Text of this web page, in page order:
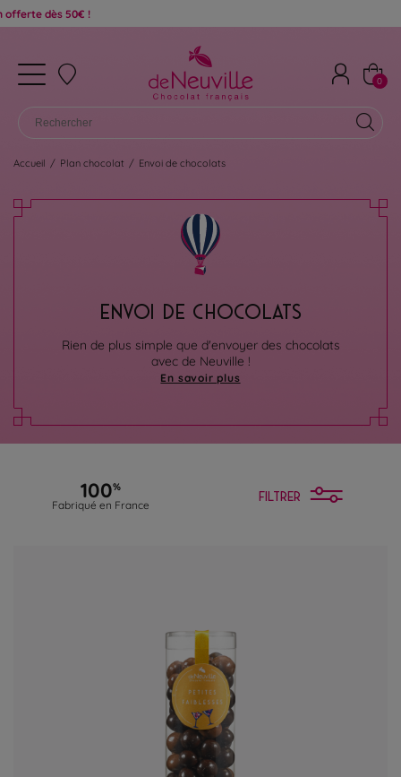
!
0
Accueil / Plan chocolat / Envoi de chocolats
ENVOI DE CHOCOLATS
Rien de plus simple que d'envoyer des chocolats
avec de Neuville !
En savoir plus
100%
Fabriqué en France
FILTRER